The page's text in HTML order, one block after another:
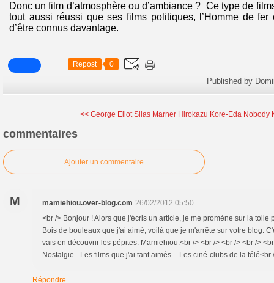
Donc un film d’atmosphère ou d’ambiance ? Ce type de
tout aussi réussi que ses films politiques, l’Homme de fer
d’être connus davantage.
Repost 0
Published by
<< George Eliot Silas Marner Hirokazu Kore-Eda Nobody
commentaires
Ajouter un commentaire
M mamiehiou.over-blog.com 26/02/2012 05:50
<br /> Bonjour ! Alors que j'écris un article, je me promène sur la toile
Bois de bouleaux que j'ai aimé, voilà que je m'arrête sur votre blog.
vais en découvrir les pépites. Mamiehiou.<br /> <br /> <br /> <br />
Nostalgie - Les films que j'ai tant aimés – Les ciné-clubs de la télé<br
Répondre